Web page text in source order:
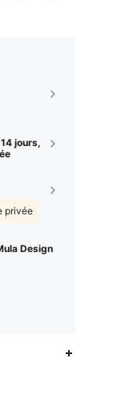
jours,
privée
Design